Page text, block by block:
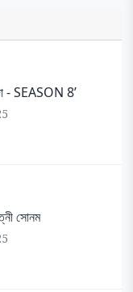
- SEASON 8’
সোনম